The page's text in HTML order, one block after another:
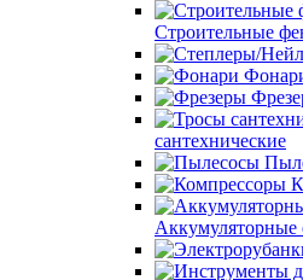
Строительные
сантехнические
Аккумуляторные